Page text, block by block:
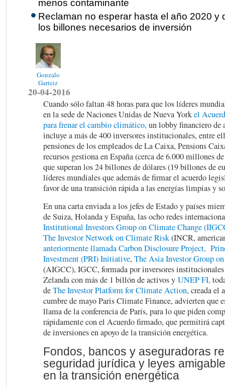
menos contaminante
Reclaman no esperar hasta el año 2020 y
los billones necesarios de inversión
Gonzalo
Garteiz
20-04-2016
Cuando sólo faltan 48 horas para que los líderes
en la sede de Naciones Unidas de Nueva Yorkel
para frenar el cambio climático, un lobby financiero de
incluye a más de 400 inversores institucionales, entre
pensiones de los empleados de La Caixa, Pensions
recursos gestiona en España (cerca de 6.000 millones
que superan los 24 billones de dólares (19 billones de
líderes mundiales que además de firmar el acuerdo
favor de una transición rápida a las energías limpias y
En una carta enviada a los jefes de Estado y países
de Suiza, Holanda y España, las ocho redes
Institutional Investors Group on Climate Change
The Investor Network on Climate Risk(INCR,
anteriormente llamada Carbon Disclosure Project,
Investment (PRI) Initiative, The Asia Investor Group
(AIGCC), IGCC, formada por inversores
Zelanda con más de 1 billón de activos y UNEP FI,
deThe Investor Platform for Climate Action, creada el
cumbre de mayo Paris Climate Finance, advierten que
llama de la conferencia de París, para lo que piden
rápidamente con el Acuerdo firmado, que permitirá
de inversiones en apoyo de la transición energética.
Fondos, bancos y aseguradoras
seguridad jurídica y leyes
en la transición energética